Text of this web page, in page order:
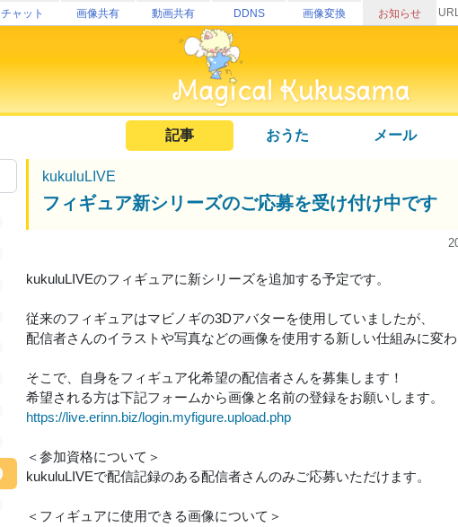
チャット 画像共有 動画共有 DDNS 画像変換 お知らせ
記事 おうた メール
kukuluLIVE
フィギュア新シリーズのご応募を受け付け中です
kukuluLIVEのフィギュアに新シリーズを追加する予定です。
従来のフィギュアはマビノギの3Dアバターを使用していましたが、
配信者さんのイラストや写真などの画像を使用する新しい仕組みに変わ
そこで、自身をフィギュア化希望の配信者さんを募集します！
希望される方は下記フォームから画像と名前の登録をお願いします。
https://live.erinn.biz/login.myfigure.upload.php
＜参加資格について＞
kukuluLIVEで配信記録のある配信者さんのみご応募いただけます。
＜フィギュアに使用できる画像について＞